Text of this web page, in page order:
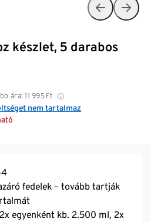
készlet, 5 darabos
ára: 11 995 Ft
nem tartalmaz
fedelek – tovább tartják
egyenként kb. 2.500 ml, 2x